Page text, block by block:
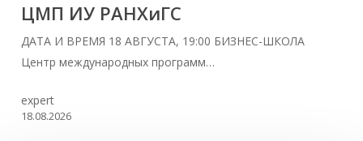
ЦМП ИУ РАНХиГС
ДАТА И ВРЕМЯ 18 АВГУСТА, 19:00 БИЗНЕС-ШКОЛА
Центр международных программ…
expert
18.08.2026